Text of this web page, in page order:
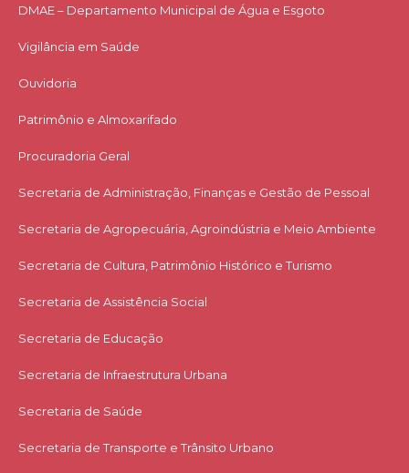
DMAE – Departamento Municipal de Água e Esgoto
Vigilância em Saúde
Ouvidoria
Patrimônio e Almoxarifado
Procuradoria Geral
Secretaria de Administração, Finanças e Gestão de Pessoal
Secretaria de Agropecuária, Agroindústria e Meio Ambiente
Secretaria de Cultura, Patrimônio Histórico e Turismo
Secretaria de Assistência Social
Secretaria de Educação
Secretaria de Infraestrutura Urbana
Secretaria de Saúde
Secretaria de Transporte e Trânsito Urbano